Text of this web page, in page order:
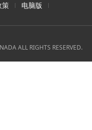
策 电脑版
ALL RIGHTS RESERVED.